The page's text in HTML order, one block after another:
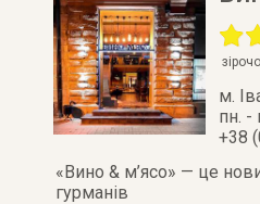
м.
пн. -
+38
«Вино & м’ясо» — це
гурманів